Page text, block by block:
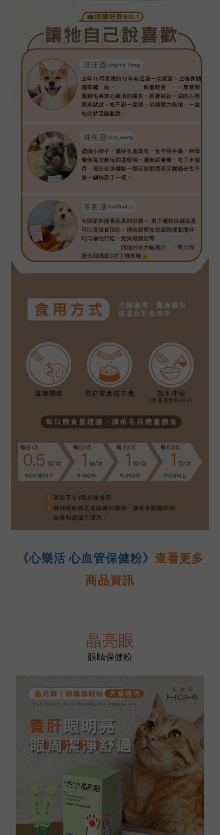
《心樂活 心血管保健粉》 查看更多
商品資訊
晶亮眼
眼睛保健粉